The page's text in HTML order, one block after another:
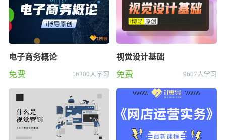
电子商务概论
免费 16300人学习
视觉设计基础
免费 9607人学习